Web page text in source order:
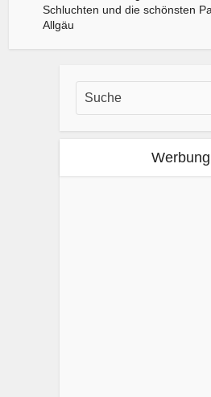
Schluchten und die schönsten
Allgäu
Werbung